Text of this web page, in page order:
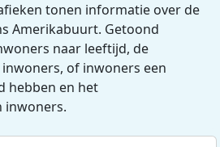
tonen informatie over de
Amerikabuurt. Getoond
naar leeftijd, de
of inwoners een
hebben en het
inwoners.